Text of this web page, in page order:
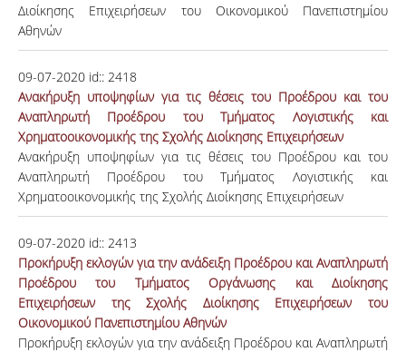
Διοίκησης Επιχειρήσεων του Οικονομικού Πανεπιστημίου
Αθηνών
09-07-2020 id:: 2418
Ανακήρυξη υποψηφίων για τις θέσεις του Προέδρου και του
Αναπληρωτή Προέδρου του Τμήματος Λογιστικής και
Χρηματοοικονομικής της Σχολής Διοίκησης Επιχειρήσεων
Ανακήρυξη υποψηφίων για τις θέσεις του Προέδρου και του
Αναπληρωτή Προέδρου του Τμήματος Λογιστικής και
Χρηματοοικονομικής της Σχολής Διοίκησης Επιχειρήσεων
09-07-2020 id:: 2413
Προκήρυξη εκλογών για την ανάδειξη Προέδρου και Αναπληρωτή
Προέδρου του Τμήματος Οργάνωσης και Διοίκησης
Επιχειρήσεων της Σχολής Διοίκησης Επιχειρήσεων του
Οικονομικού Πανεπιστημίου Αθηνών
Προκήρυξη εκλογών για την ανάδειξη Προέδρου και Αναπληρωτή